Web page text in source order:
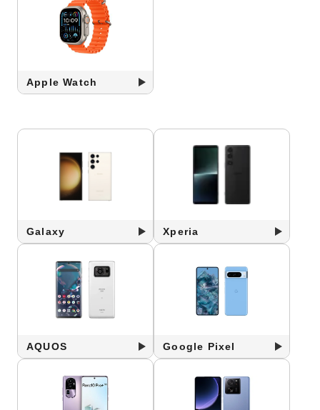
Apple Watch
Galaxy Xperia
AQUOS Google Pixel